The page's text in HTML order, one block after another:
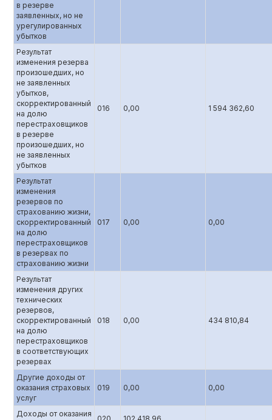
в резерве
заявленных, но не
урегулированных
убытков
Результат
изменения резерва
произошедших, но
не заявленных
убытков,
скорректированный
на долю
перестраховщиков
в резерве
произошедших, но
не заявленных
убытков
016 0,00 1 594 362,60
Результат
изменения
резервов по
страхованию жизни,
скорректированный
на долю
перестраховщиков
в резервах по
страхованию жизни
017 0,00 0,00
Результат
изменения других
технических
резервов,
скорректированный
на долю
перестраховщиков
в соответствующих
резервах
018 0,00 434 810,84
Другие доходы от
оказания страховых
услуг
019 0,00 0,00
Доходы от оказания